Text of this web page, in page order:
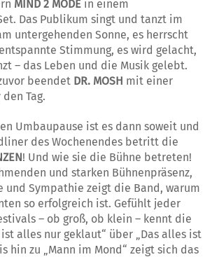
MIND 2 MODE in einem
Das Publikum singt und tanzt im
untergehenden Sonne, es herrscht
Stimmung, es wird gelacht,
– das Leben und die Musik gelebt.
beendet DR. MOSH mit einer
Tag.
Umbaupause ist es dann soweit und
des Wochenendes betritt die
! Und wie sie die Bühne betreten!
und starken Bühnenpräsenz,
und Sympathie zeigt die Band, warum
so erfolgreich ist. Gefühlt jeder
– ob groß, ob klein – kennt die
ist alles nur geklaut“ über „Das alles ist
hin zu „Mann im Mond“ zeigt sich das